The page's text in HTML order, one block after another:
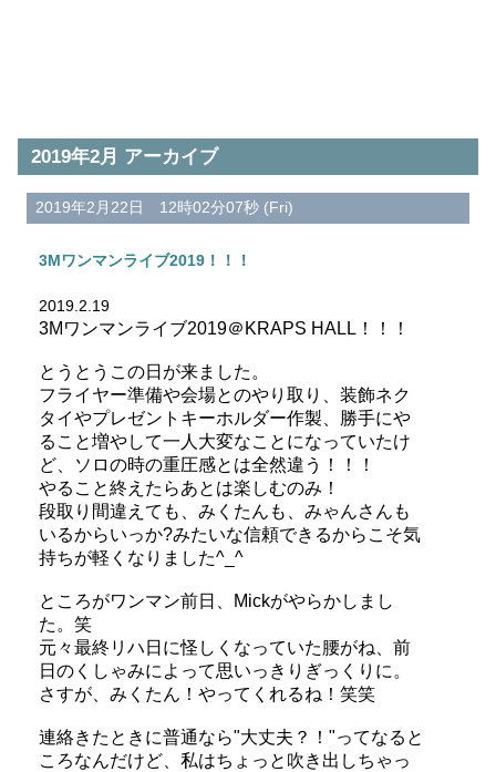
2019年2月 アーカイブ
2019年2月22日 12時02分07秒 (Fri)
3Mワンマンライブ2019！！！
2019.2.19
3Mワンマンライブ2019＠KRAPS HALL！！！
とうとうこの日が来ました。
フライヤー準備や会場とのやり取り、装飾ネク
タイやプレゼントキーホルダー作製、勝手にや
ること増やして一人大変なことになっていたけ
ど、ソロの時の重圧感とは全然違う！！！
やること終えたらあとは楽しむのみ！
段取り間違えても、みくたんも、みゃんさんも
いるからいっか?みたいな信頼できるからこそ気
持ちが軽くなりました^_^
ところがワンマン前日、Mickがやらかしまし
た。笑
元々最終リハ日に怪しくなっていた腰がね、前
日のくしゃみによって思いっきりぎっくりに。
さすが、みくたん！やってくれるね！笑笑
連絡きたときに普通なら"大丈夫？！"ってなると
ころなんだけど、私はちょっと吹き出しちゃっ